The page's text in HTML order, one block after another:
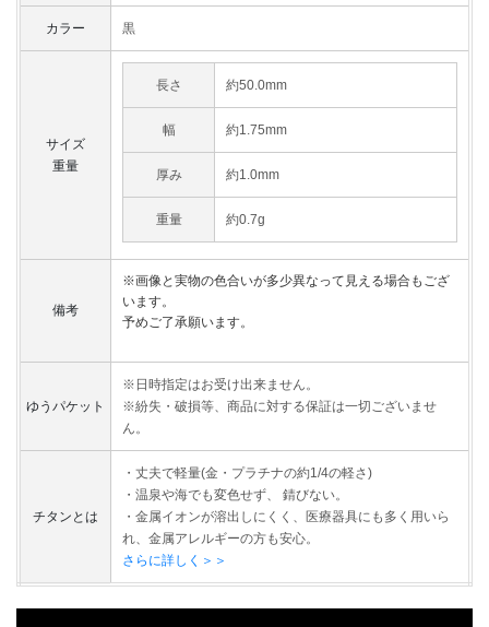
カラー 黒
サイズ
重量
長さ 約50.0mm
幅 約1.75mm
厚み 約1.0mm
重量 約0.7g
備考
※画像と実物の色合いが多少異なって見える場合もござ
います。
予めご了承願います。
ゆうパケット
※日時指定はお受け出来ません。
※紛失・破損等、商品に対する保証は一切ございませ
ん。
チタンとは
・丈夫で軽量(金・プラチナの約1/4の軽さ)
・温泉や海でも変色せず、 錆びない。
・金属イオンが溶出しにくく、医療器具にも多く用いら
れ、金属アレルギーの方も安心。
さらに詳しく＞＞